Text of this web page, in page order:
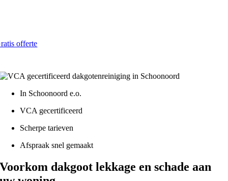
offerte
In Schoonoord e.o.
VCA gecertificeerd
Scherpe tarieven
Afspraak snel gemaakt
Voorkom dakgoot lekkage en schade aan